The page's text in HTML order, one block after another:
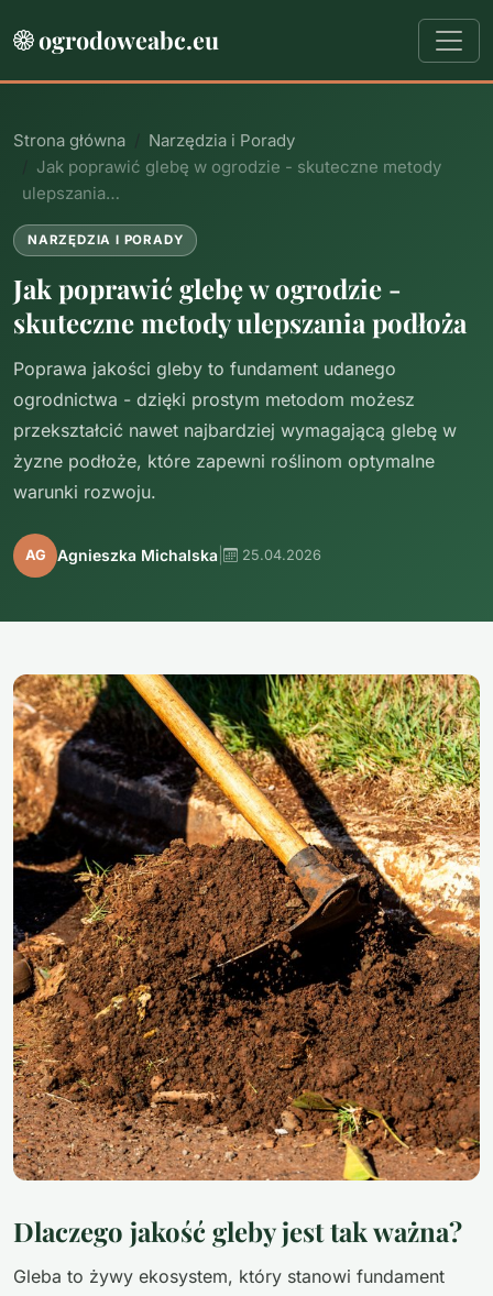
ogrodoweabc.eu
Strona główna
Narzędzia i Porady
Jak poprawić glebę w ogrodzie - skuteczne metody
ulepszania…
NARZĘDZIA I PORADY
Jak poprawić glebę w ogrodzie -
skuteczne metody ulepszania podłoża
Poprawa jakości gleby to fundament udanego
ogrodnictwa - dzięki prostym metodom możesz
przekształcić nawet najbardziej wymagającą glebę w
żyzne podłoże, które zapewni roślinom optymalne
warunki rozwoju.
AG Agnieszka Michalska 25.04.2026
Dlaczego jakość gleby jest tak ważna?
Gleba to żywy ekosystem, który stanowi fundament